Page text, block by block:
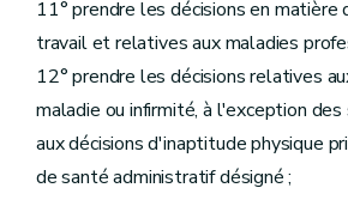
11° prendre les décisions en matière
travail et relatives aux maladies
12° prendre les décisions relatives
maladie ou infirmité, à l'exception
aux décisions d'inaptitude physique
de santé administratif désigné ;